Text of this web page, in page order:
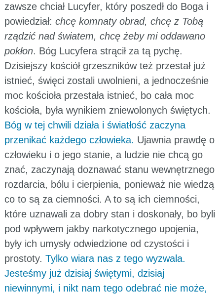
zawsze chciał Lucyfer, który poszedł do Boga i
powiedział: chcę komnaty obrad, chcę z Tobą
rządzić nad światem, chcę żeby mi oddawano
pokłon. Bóg Lucyfera strącił za tą pychę.
Dzisiejszy kościół grzeszników też przestał już
istnieć, święci zostali uwolnieni, a jednocześnie
moc kościoła przestała istnieć, bo cała moc
kościoła, była wynikiem zniewolonych świętych.
Bóg w tej chwili działa i światłość zaczyna
przenikać każdego człowieka. Ujawnia prawdę o
człowieku i o jego stanie, a ludzie nie chcą go
znać, zaczynają doznawać stanu wewnętrznego
rozdarcia, bólu i cierpienia, ponieważ nie wiedzą
co to są za ciemności. A to są ich ciemności,
które uznawali za dobry stan i doskonały, bo byli
pod wpływem jakby narkotycznego upojenia,
były ich umysły odwiedzione od czystości i
prostoty. Tylko wiara nas z tego wyzwala.
Jesteśmy już dzisiaj świętymi, dzisiaj
niewinnymi, i nikt nam tego odebrać nie może,